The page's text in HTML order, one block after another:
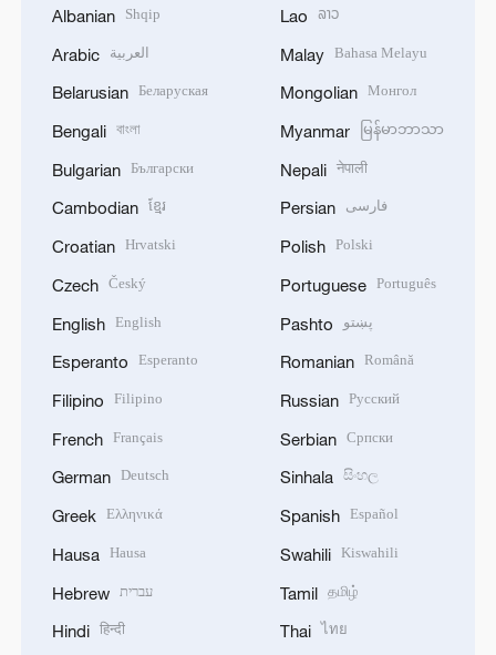
Albanian Shqip
Arabic العربية
Belarusian Беларуская
Bengali বাংলা
Bulgarian Български
Cambodian ខ្មែរ
Croatian Hrvatski
Czech Český
English English
Esperanto Esperanto
Filipino Filipino
French Français
German Deutsch
Greek Ελληνικά
Hausa Hausa
Hebrew עברית
Hindi हिन्दी
Lao ລາວ
Malay Bahasa Melayu
Mongolian Монгол
Myanmar မြန်မာဘာသာ
Nepali नेपाली
Persian فارسی
Polish Polski
Portuguese Português
Pashto پښتو
Romanian Română
Russian Русский
Serbian Српски
Sinhala සිංහල
Spanish Español
Swahili Kiswahili
Tamil தமிழ்
Thai ไทย